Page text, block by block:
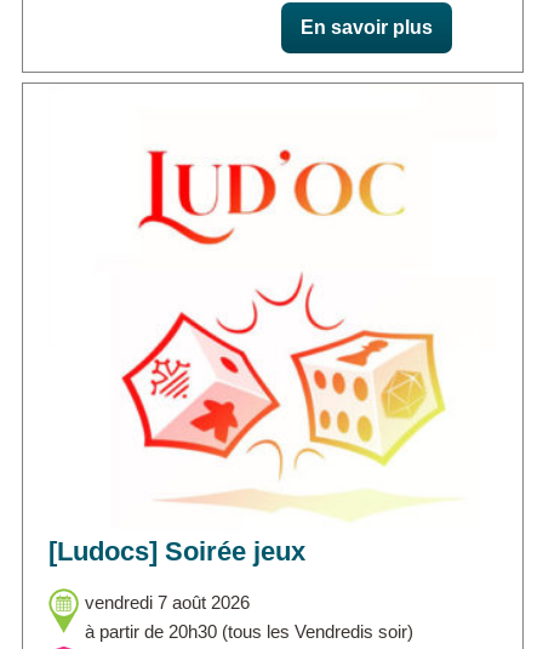
En savoir plus
[Ludocs] Soirée jeux
vendredi 7 août 2026
à partir de 20h30 (tous les Vendredis soir)